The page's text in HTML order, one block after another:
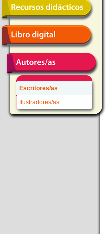
Escritores/as
Ilustradores/as